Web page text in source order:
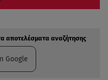
αποτελέσματα αναζήτησης
Google